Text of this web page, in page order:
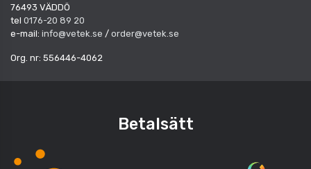
76493 VÄDDÖ
tel 0176-20 89 20
e-mail: info@vetek.se / order@vetek.se
Org. nr: 556446-4062
Betalsätt